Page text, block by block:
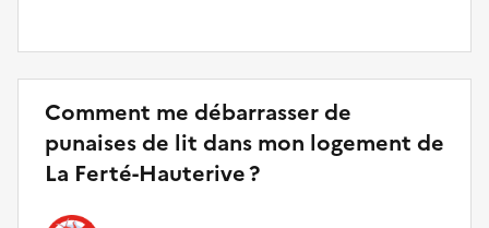
Comment me débarrasser de
punaises de lit dans mon logement de
La Ferté-Hauterive ?